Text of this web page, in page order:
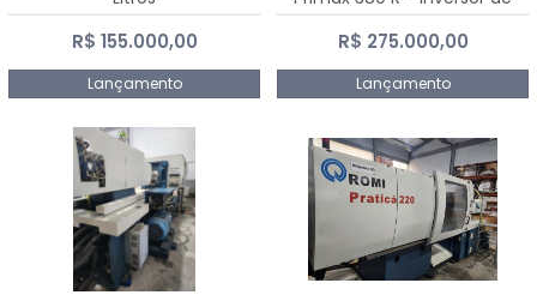
R$ 155.000,00
Lançamento
frequência NR 12 - 2008
R$ 275.000,00
Lançamento